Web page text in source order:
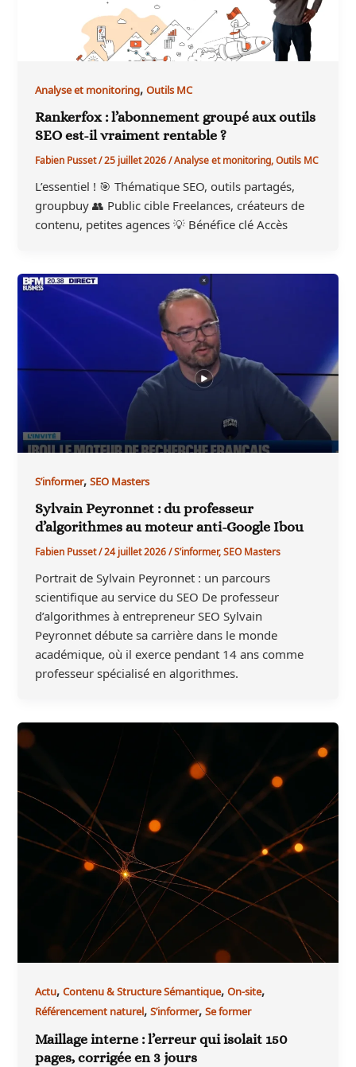
Analyse et monitoring,Outils MC
Rankerfox : l’abonnement groupé aux outils
SEO est-il vraiment rentable ?
Fabien Pusset/25 juillet 2026/Analyse et monitoring,Outils MC
L’essentiel ! 🎯 Thématique SEO, outils partagés,
groupbuy 👥 Public cible Freelances, créateurs de
contenu, petites agences 💡 Bénéfice clé Accès
S’informer,SEO Masters
Sylvain Peyronnet : du professeur
d’algorithmes au moteur anti-Google Ibou
Fabien Pusset/24 juillet 2026/S’informer,SEO Masters
Portrait de Sylvain Peyronnet : un parcours
scientifique au service du SEO De professeur
d’algorithmes à entrepreneur SEO Sylvain
Peyronnet débute sa carrière dans le monde
académique, où il exerce pendant 14 ans comme
professeur spécialisé en algorithmes.
Actu,Contenu & Structure Sémantique,On-site,
Référencement naturel,S’informer,Se former
Maillage interne : l’erreur qui isolait 150
pages, corrigée en 3 jours